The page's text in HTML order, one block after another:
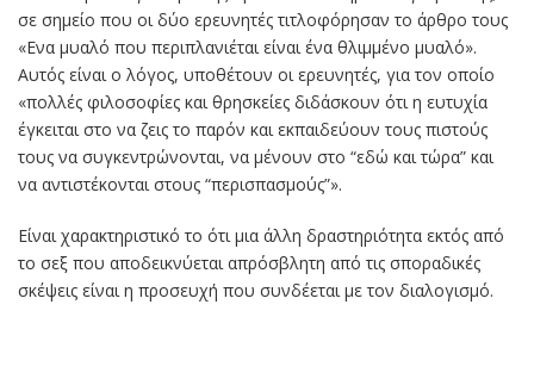
σε σηµείο που οι δύο ερευνητές τιτλοφόρησαν το άρθρο τους
«Ενα µυαλό που περιπλανιέται είναι ένα θλιµµένο µυαλό».
Αυτός είναι ο λόγος, υποθέτουν οι ερευνητές, για τον οποίο
«πολλές φιλοσοφίες και θρησκείες διδάσκουν ότι η ευτυχία
έγκειται στο να ζεις το παρόν και εκπαιδεύουν τους πιστούς
τους να συγκεντρώνονται, να µένουν στο “εδώ και τώρα” και
να αντιστέκονται στους “περισπασµούς”».
Είναι χαρακτηριστικό το ότι µια άλλη δραστηριότητα εκτός από
το σεξ που αποδεικνύεται απρόσβλητη από τις σποραδικές
σκέψεις είναι η προσευχή που συνδέεται µε τον διαλογισµό.